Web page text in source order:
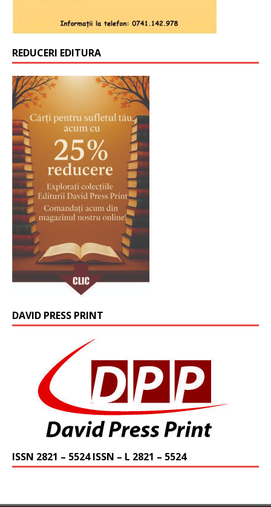
REDUCERI EDITURA
DAVID PRESS PRINT
ISSN 2821 – 5524 ISSN – L 2821 – 5524